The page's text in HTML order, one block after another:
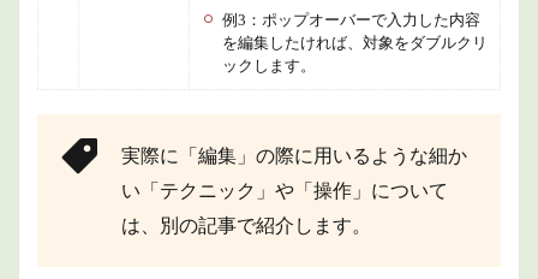
例3：ポップオーバーで入力した内容
を編集したければ、対象をダブルクリ
ックします。
実際に「編集」の際に用いるような細か
い「テクニック」や「操作」について
は、別の記事で紹介します。